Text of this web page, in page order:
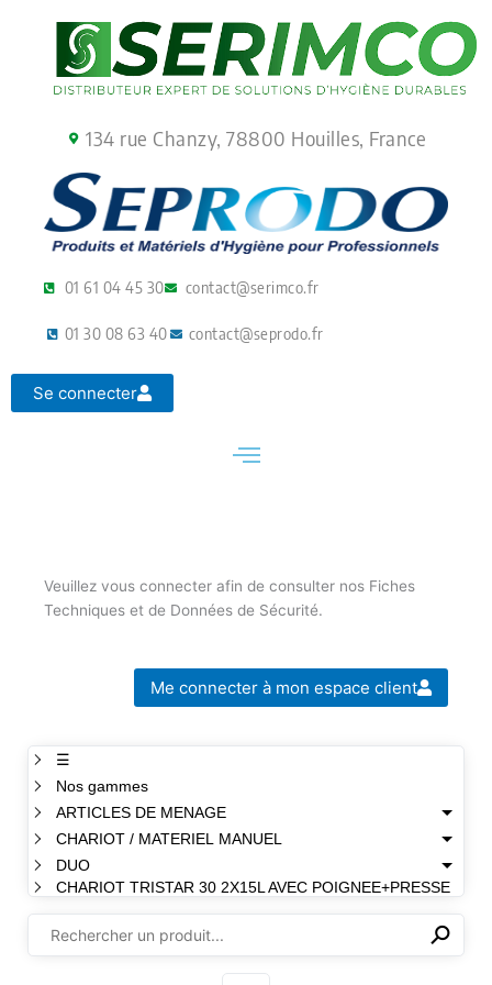
134 rue Chanzy, 78800 Houilles, France
01 61 04 45 30 contact@serimco.fr
01 30 08 63 40 contact@seprodo.fr
Se connecter
Veuillez vous connecter afin de consulter nos Fiches
Techniques et de Données de Sécurité.
Me connecter à mon espace client
☰
Nos gammes
ARTICLES DE MENAGE
CHARIOT / MATERIEL MANUEL
DUO
CHARIOT TRISTAR 30 2X15L AVEC POIGNEE+PRESSE
⚲